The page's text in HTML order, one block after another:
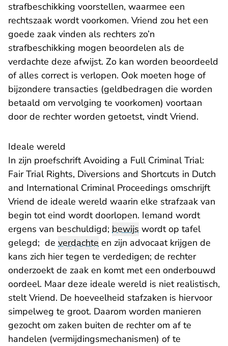
strafbeschikking voorstellen, waarmee een
rechtszaak wordt voorkomen. Vriend zou het een
goede zaak vinden als rechters zo’n
strafbeschikking mogen beoordelen als de
verdachte deze afwijst. Zo kan worden beoordeeld
of alles correct is verlopen. Ook moeten hoge of
bijzondere transacties (geldbedragen die worden
betaald om vervolging te voorkomen) voortaan
door de rechter worden getoetst, vindt Vriend.
Ideale wereld
In zijn proefschriftAvoiding a Full Criminal Trial:
Fair Trial Rights, Diversions and Shortcuts in Dutch
and International Criminal Proceedings - U verlaat
omschrijft
Vriend de ideale wereld waarin elke strafzaak van
begin tot eind wordt doorlopen. Iemand wordt
ergens van beschuldigd; bewijs wordt op tafel
gelegd; de verdachte en zijn advocaat krijgen de
kans zich hier tegen te verdedigen; de rechter
onderzoekt de zaak en komt met een onderbouwd
oordeel. Maar deze ideale wereld is niet realistisch,
stelt Vriend. De hoeveelheid stafzaken is hiervoor
simpelweg te groot. Daarom worden manieren
gezocht om zaken buiten de rechter om af te
handelen (vermijdingsmechanismen) of te